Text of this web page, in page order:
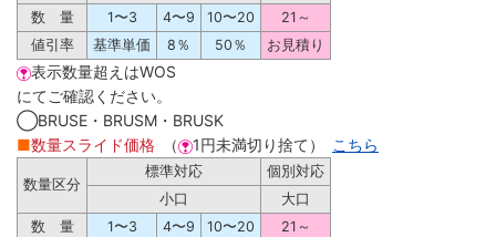
数 量
1〜3 4〜9 10〜20
21～
値引率
基準単価 8％ 50％ お見積り
表示数量超えはWOS
にてご確認ください。
◯BRUSE・BRUSM・BRUSK
■数量スライド価格 （ 1円未満切り捨て） こちら
数量区分
標準対応
個別対応
小口
大口
数 量
1〜3 4〜9 10〜20
21～